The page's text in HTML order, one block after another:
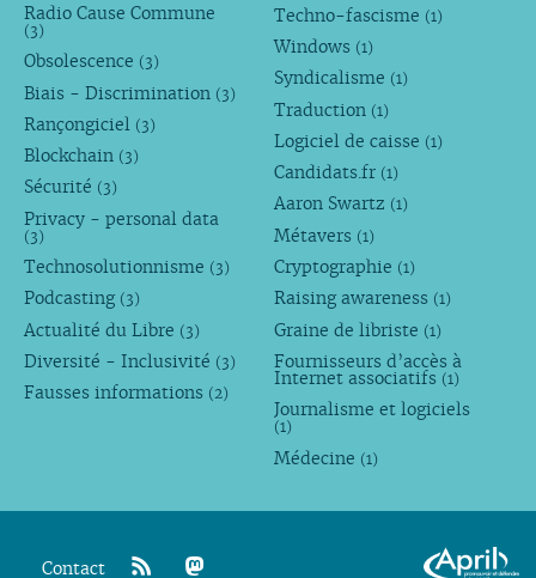
Radio Cause Commune
(3)
Obsolescence (3)
Biais - Discrimination (3)
Rançongiciel (3)
Blockchain (3)
Sécurité (3)
Privacy - personal data
(3)
Technosolutionnisme (3)
Podcasting (3)
Actualité du Libre (3)
Diversité - Inclusivité (3)
Fausses informations (2)
Techno-fascisme (1)
Windows (1)
Syndicalisme (1)
Traduction (1)
Logiciel de caisse (1)
Candidats.fr (1)
Aaron Swartz (1)
Métavers (1)
Cryptographie (1)
Raising awareness (1)
Graine de libriste (1)
Fournisseurs d’accès à
Internet associatifs (1)
Journalisme et logiciels
(1)
Médecine (1)
Contact